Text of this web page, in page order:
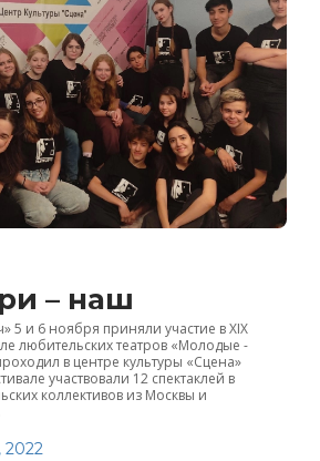
– наш
5 и 6 ноября приняли участие в XIX
любительских театров «Молодые -
в центре культуры «Сцена»
участвовали 12 спектаклей в
коллективов из Москвы и
2022